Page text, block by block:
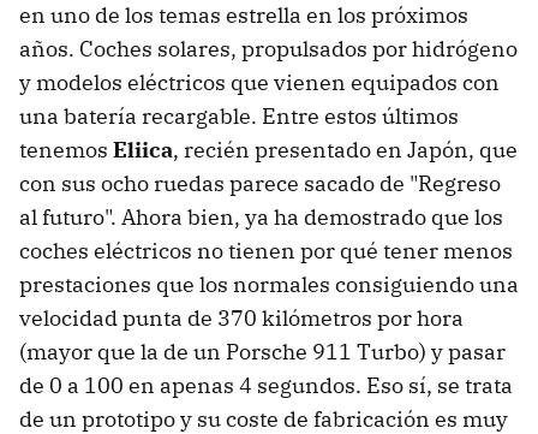
en uno de los temas estrella en los próximos
años. Coches solares, propulsados por hidrógeno
y modelos eléctricos que vienen equipados con
una batería recargable. Entre estos últimos
tenemos Eliica, recién presentado en Japón, que
con sus ocho ruedas parece sacado de "Regreso
al futuro". Ahora bien, ya ha demostrado que los
coches eléctricos no tienen por qué tener menos
prestaciones que los normales consiguiendo una
velocidad punta de 370 kilómetros por hora
(mayor que la de un Porsche 911 Turbo) y pasar
de 0 a 100 en apenas 4 segundos. Eso sí, se trata
de un prototipo y su coste de fabricación es muy